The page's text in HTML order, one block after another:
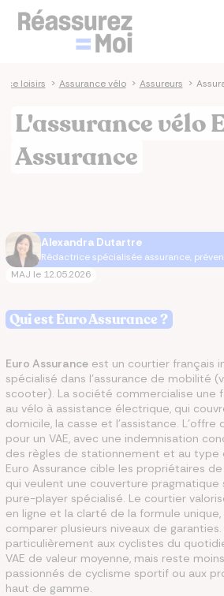
loisirs > Assurance vélo > Assureurs >
L'assurance vélo
Assurance
Alexandra Dutartre
Rédactrice spécialisée assurance,
MAJ le 12.05.2026
Qui est Euro Assurance ?
Euro Assurance est un courtier français
spécialisé dans l'assurance de mobilité
scooter). La société commercialise une
au vélo à assistance électrique, qui
domicile, la casse et l'assistance. L'offre
pour un VAE, avec une indemnisation
des règles de stationnement et au type
Euro Assurance cible les propriétaires
qui veulent une couverture pragmatique
pure-player spécialisé. Le courtier
en ligne et la clarté de la formule
comparer plusieurs niveaux de
particulièrement aux cyclistes du
VAE de valeur moyenne, mais reste
passionnés de cyclisme sportif ou aux
haut de gamme.